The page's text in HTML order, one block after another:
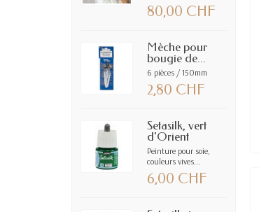
80,00 CHF
Mèche pour
bougie de...
6 pièces / 150mm
2,80 CHF
Setasilk, vert
d'Orient
Peinture pour soie,
couleurs vives...
6,00 CHF